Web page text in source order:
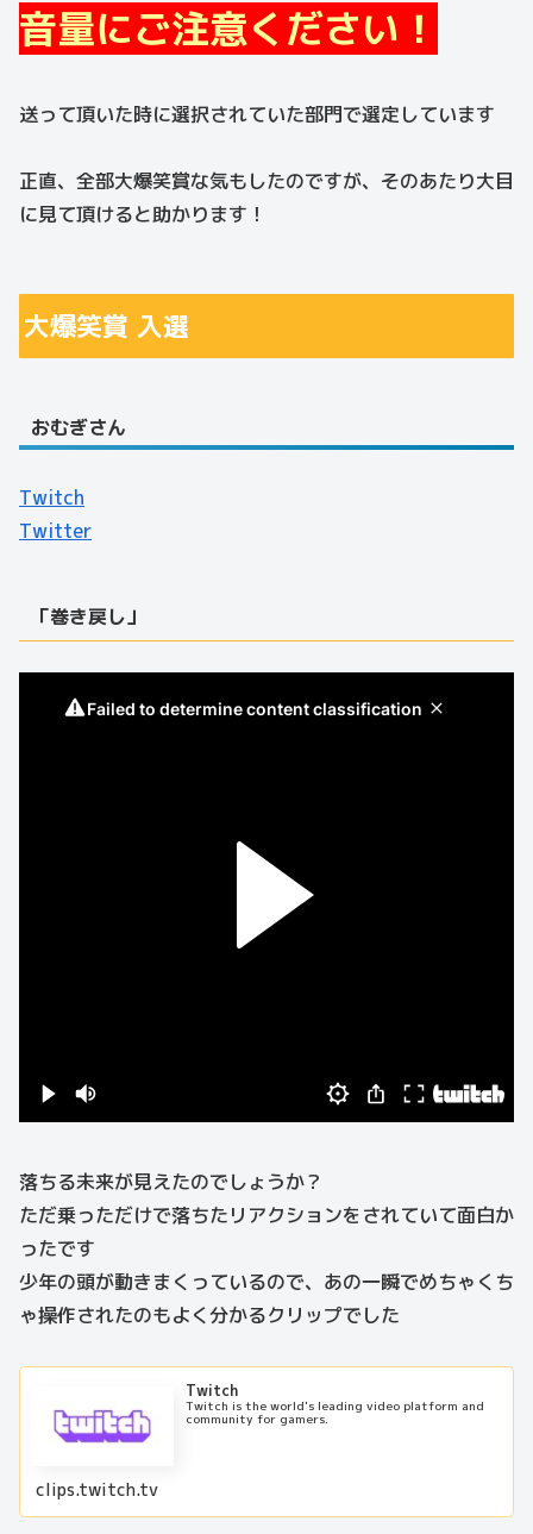
音量にご注意ください！
送って頂いた時に選択されていた部門で選定しています
正直、全部大爆笑賞な気もしたのですが、そのあたり大目
に見て頂けると助かります！
大爆笑賞 入選
おむぎさん
Twitch
Twitter
「巻き戻し」
落ちる未来が見えたのでしょうか？
ただ乗っただけで落ちたリアクションをされていて面白か
ったです
少年の頭が動きまくっているので、あの一瞬でめちゃくち
ゃ操作されたのもよく分かるクリップでした
Twitch
Twitch is the world's leading video platform and
community for gamers.
clips.twitch.tv